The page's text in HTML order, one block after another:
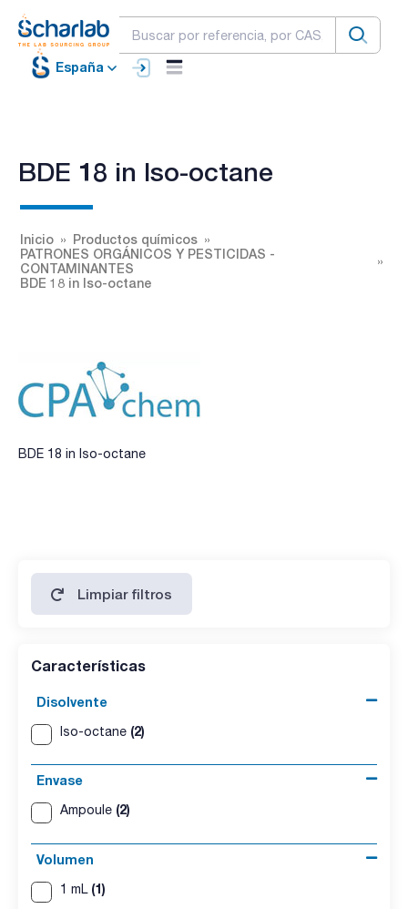
España
BDE 18 in Iso-octane
Inicio
Productos químicos
PATRONES ORGÁNICOS Y PESTICIDAS -
CONTAMINANTES
BDE 18 in Iso-octane
BDE 18 in Iso-octane
Limpiar filtros
Características
Disolvente
Iso-octane (2)
Envase
Ampoule (2)
Volumen
1 mL (1)